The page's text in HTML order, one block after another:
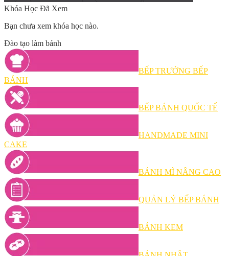
Khóa Học Đã Xem
Bạn chưa xem khóa học nào.
Đào tạo làm bánh
BẾP TRƯỞNG BẾP
BÁNH
BẾP BÁNH QUỐC TẾ
HANDMADE MINI
CAKE
BÁNH MÌ NÂNG CAO
QUẢN LÝ BẾP BÁNH
BÁNH KEM